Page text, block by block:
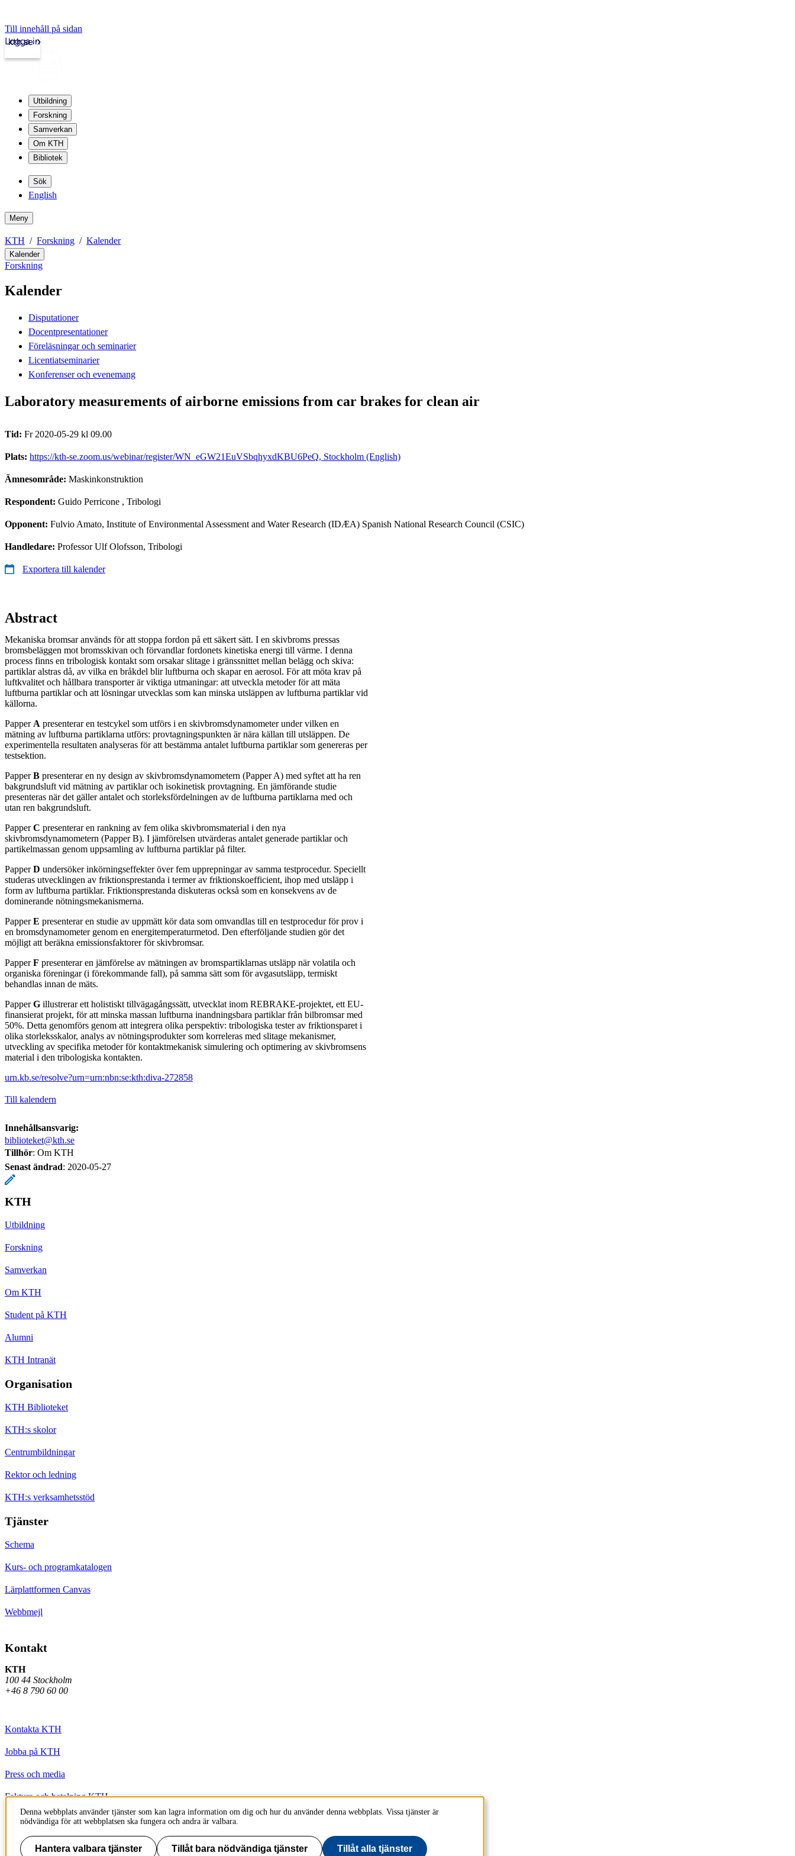
Till innehåll på sidan
kth.se
Logga in
Utbildning
Forskning
Samverkan
Om KTH
Bibliotek
Sök
English
Meny
KTH Forskning Kalender
Kalender
Forskning
Kalender
Disputationer
Docentpresentationer
Föreläsningar och seminarier
Licentiatseminarier
Konferenser och evenemang
Laboratory measurements of airborne emissions from car brakes for clean air
Tid: Fr 2020-05-29 kl 09.00
Plats: https://kth-se.zoom.us/webinar/register/WN_eGW21EuVSbqhyxdKBU6PeQ, Stockholm (English)
Ämnesområde: Maskinkonstruktion
Respondent: Guido Perricone , Tribologi
Opponent: Fulvio Amato, Institute of Environmental Assessment and Water Research (IDÆA) Spanish National Research Council (CSIC)
Handledare: Professor Ulf Olofsson, Tribologi
Exportera till kalender
Abstract
Mekaniska bromsar används för att stoppa fordon på ett säkert sätt. I en skivbroms pressas
bromsbeläggen mot bromsskivan och förvandlar fordonets kinetiska energi till värme. I denna
process finns en tribologisk kontakt som orsakar slitage i gränssnittet mellan belägg och skiva:
partiklar alstras då, av vilka en bråkdel blir luftburna och skapar en aerosol. För att möta krav på
luftkvalitet och hållbara transporter är viktiga utmaningar: att utveckla metoder för att mäta
luftburna partiklar och att lösningar utvecklas som kan minska utsläppen av luftburna partiklar vid
källorna.
Papper A presenterar en testcykel som utförs i en skivbromsdynamometer under vilken en
mätning av luftburna partiklarna utförs: provtagningspunkten är nära källan till utsläppen. De
experimentella resultaten analyseras för att bestämma antalet luftburna partiklar som genereras per
testsektion.
PapperB presenterar en ny design av skivbromsdynamometern (Papper A) med syftet att ha ren
bakgrundsluft vid mätning av partiklar och isokinetisk provtagning. En jämförande studie
presenteras när det gäller antalet och storleksfördelningen av de luftburna partiklarna med och
utan ren bakgrundsluft.
PapperC presenterar en rankning av fem olika skivbromsmaterial i den nya
skivbromsdynamometern (Papper B). I jämförelsen utvärderas antalet generade partiklar och
partikelmassan genom uppsamling av luftburna partiklar på filter.
PapperD undersöker inkörningseffekter över fem upprepningar av samma testprocedur. Speciellt
studeras utvecklingen av friktionsprestanda i termer av friktionskoefficient, ihop med utsläpp i
form av luftburna partiklar. Friktionsprestanda diskuteras också som en konsekvens av de
dominerande nötningsmekanismerna.
PapperE presenterar en studie av uppmätt kör data som omvandlas till en testprocedur för prov i
en bromsdynamometer genom en energitemperaturmetod. Den efterföljande studien gör det
möjligt att beräkna emissionsfaktorer för skivbromsar.
PapperF presenterar en jämförelse av mätningen av bromspartiklarnas utsläpp när volatila och
organiska föreningar (i förekommande fall), på samma sätt som för avgasutsläpp, termiskt
behandlas innan de mäts.
PapperG illustrerar ett holistiskt tillvägagångssätt, utvecklat inom REBRAKE-projektet, ett EU-
finansierat projekt, för att minska massan luftburna inandningsbara partiklar från bilbromsar med
50%. Detta genomförs genom att integrera olika perspektiv: tribologiska tester av friktionsparet i
olika storleksskalor, analys av nötningsprodukter som korreleras med slitage mekanismer,
utveckling av specifika metoder för kontaktmekanisk simulering och optimering av skivbromsens
material i den tribologiska kontakten.
urn.kb.se/resolve?urn=urn:nbn:se:kth:diva-272858
Till kalendern
Innehållsansvarig:
biblioteket@kth.se
Tillhör: Om KTH
Senast ändrad: 2020-05-27
KTH
Utbildning
Forskning
Samverkan
Om KTH
Student på KTH
Alumni
KTH Intranät
Organisation
KTH Biblioteket
KTH:s skolor
Centrumbildningar
Rektor och ledning
KTH:s verksamhetsstöd
Tjänster
Schema
Kurs- och programkatalogen
Lärplattformen Canvas
Webbmejl
Kontakt
KTH
100 44 Stockholm
+46 8 790 60 00
Kontakta KTH
Jobba på KTH
Press och media
Faktura och betalning KTH
Om KTH:s webbplatser
Tillgänglighetsredogörelse
Denna webbplats använder tjänster som kan lagra information om dig och hur du använder denna webbplats. Vissa tjänster är
nödvändiga för att webbplatsen ska fungera och andra är valbara.
Hantera valbara tjänster Tillåt bara nödvändiga tjänster Tillåt alla tjänster